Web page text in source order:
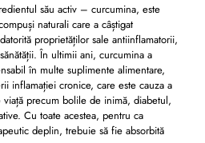
său activ – curcumina, este
naturali care a câștigat
proprietăților sale antiinflamatorii,
În ultimii ani, curcumina a
în multe suplimente alimentare,
inflamației cronice, care este cauza a
precum bolile de inimă, diabetul,
Cu toate acestea, pentru ca
deplin, trebuie să fie absorbită